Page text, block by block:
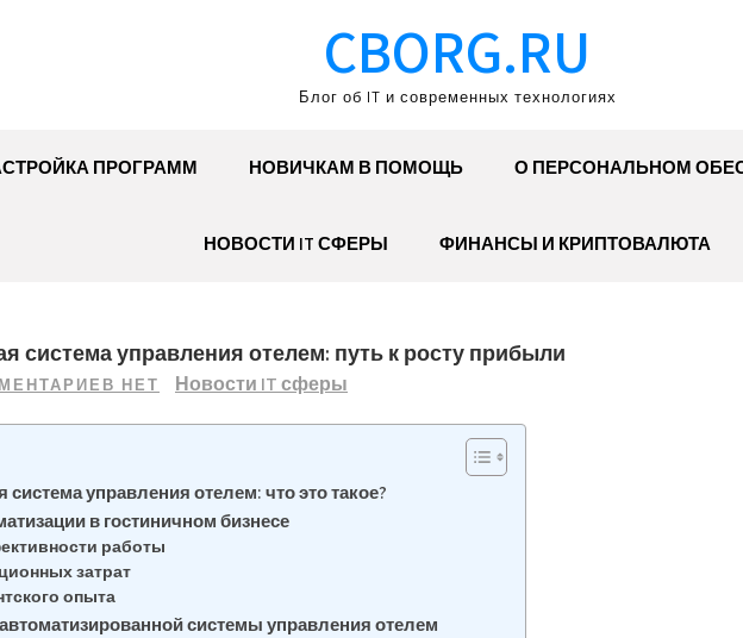
CBORG.RU
Блог об IT и современных технологиях
ПРОГРАММ НОВИЧКАМ В ПОМОЩЬ О ПЕРСОНАЛЬНОМ
НОВОСТИ IT СФЕРЫ ФИНАНСЫ И КРИПТОВАЛЮТА
система управления отелем: путь к росту прибыли
НЕТ Новости IT сферы
управления отелем: что это такое?
в гостиничном бизнесе
работы
затрат
опыта
системы управления отелем